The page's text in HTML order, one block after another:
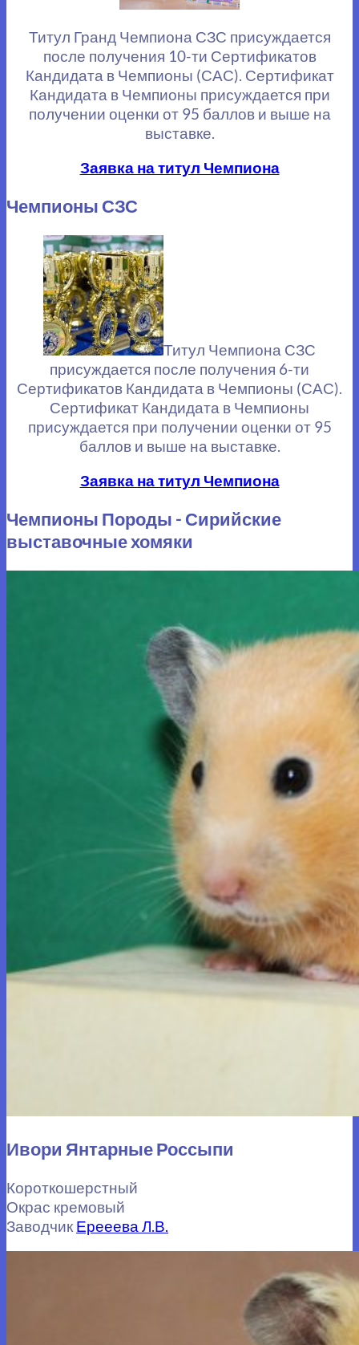
Титул Гранд Чемпиона СЗС присуждается
после получения 10-ти Сертификатов
Кандидата в Чемпионы (САС). Сертификат
Кандидата в Чемпионы присуждается при
получении оценки от 95 баллов и выше на
выставке.
Заявка на титул Чемпиона
Чемпионы СЗС
Титул Чемпиона СЗС
присуждается после получения 6-ти
Сертификатов Кандидата в Чемпионы (САС).
Сертификат Кандидата в Чемпионы
присуждается при получении оценки от 95
баллов и выше на выставке.
Заявка на титул Чемпиона
Чемпионы Породы - Сирийские
выставочные хомяки
Ивори Янтарные Россыпи
Короткошерстный
Окрас кремовый
Заводчик Ерееева Л.В.